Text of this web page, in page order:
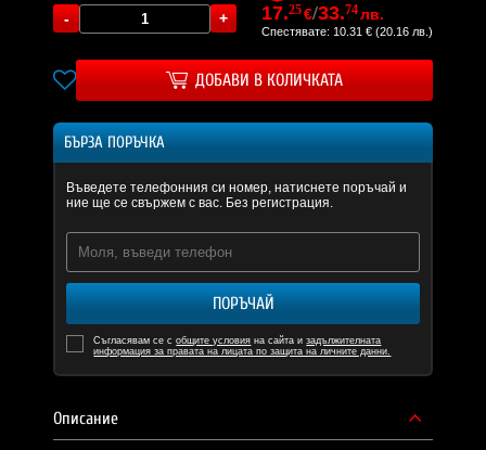
17.25€/33.74лв.
Спестявате: 10.31 € (20.16 лв.)
ДОБАВИ В КОЛИЧКАТА
БЪРЗА ПОРЪЧКА
Въведете телефонния си номер, натиснете поръчай и
ние ще се свържем с вас. Без регистрация.
ПОРЪЧАЙ
Съгласявам се собщите условия на сайта изадължителната
информация за правата на лицата по защита на личните данни.
Описание